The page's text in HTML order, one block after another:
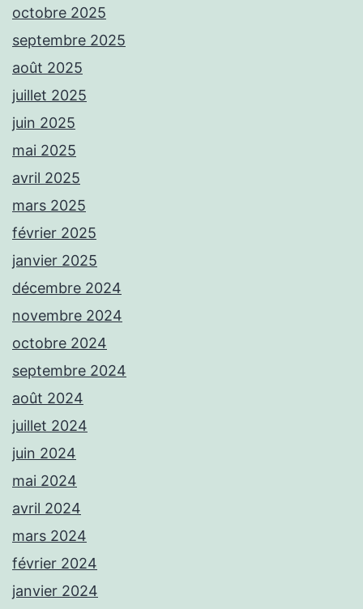
octobre 2025
septembre 2025
août 2025
juillet 2025
juin 2025
mai 2025
avril 2025
mars 2025
février 2025
janvier 2025
décembre 2024
novembre 2024
octobre 2024
septembre 2024
août 2024
juillet 2024
juin 2024
mai 2024
avril 2024
mars 2024
février 2024
janvier 2024